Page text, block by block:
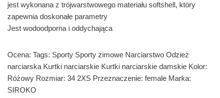
jest wykonana z trójwarstwowego materiału softshell, który
zapewnia doskonałe parametry
Jest wodoodporna i oddychająca
Ocena: Tags: Sporty Sporty zimowe Narciarstwo Odzież
narciarska Kurtki narciarskie Kurtki narciarskie damskie Kolor:
Różowy Rozmiar: 34 2XS Przeznaczenie: female Marka:
SIROKO